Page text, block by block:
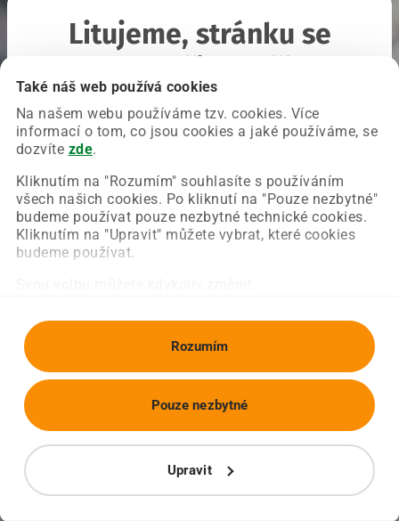
Také náš web používá cookies
Na našem webu používáme tzv. cookies. Více
informací o tom, co jsou cookies a jaké používáme, se
dozvíte zde.
Kliknutím na "Rozumím" souhlasíte s používáním
všech našich cookies. Po kliknutí na "Pouze nezbytné"
budeme používat pouze nezbytné technické cookies.
Kliknutím na "Upravit" můžete vybrat, které cookies
budeme používat.
Rozumím
Upravit
Pouze nezbytné
Litujeme, stránku se
Chyba nastala na naší straně a už ji opravujeme.
Zkuste prosím znovu načíst požadovanou stránku.
Obnovit stránku Úvodní strana